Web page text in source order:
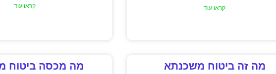
קראו עוד קראו עוד
מה זה ביטוח משכנתא מה מכסה ביטוח